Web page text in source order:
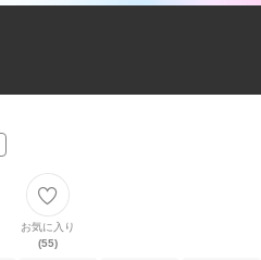
お気に入り
(55)